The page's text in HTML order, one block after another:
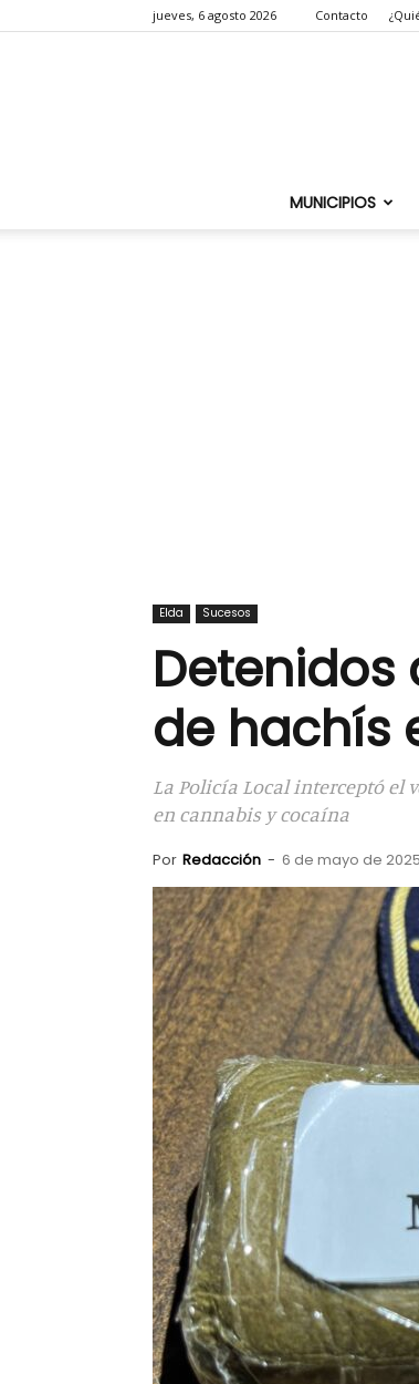
jueves, 6 agosto 2026 Contacto
MUNICIPIOS
Elda Sucesos
Detenidos
de hachís
La Policía Local interceptó el
en cannabis y cocaína
Por Redacción - 6 de mayo de 2025